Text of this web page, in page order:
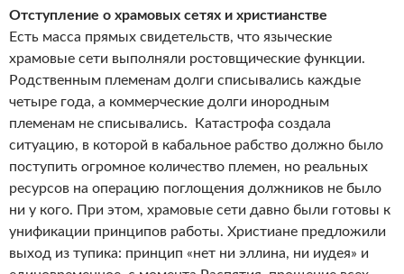
Отступление о храмовых сетях и христианстве
Есть масса прямых свидетельств, что языческие
храмовые сети выполняли ростовщические функции.
Родственным племенам долги списывались каждые
четыре года, а коммерческие долги инородным
племенам не списывались. Катастрофа создала
ситуацию, в которой в кабальное рабство должно было
поступить огромное количество племен, но реальных
ресурсов на операцию поглощения должников не было
ни у кого. При этом, храмовые сети давно были готовы к
унификации принципов работы. Христиане предложили
выход из тупика: принцип «нет ни эллина, ни иудея» и